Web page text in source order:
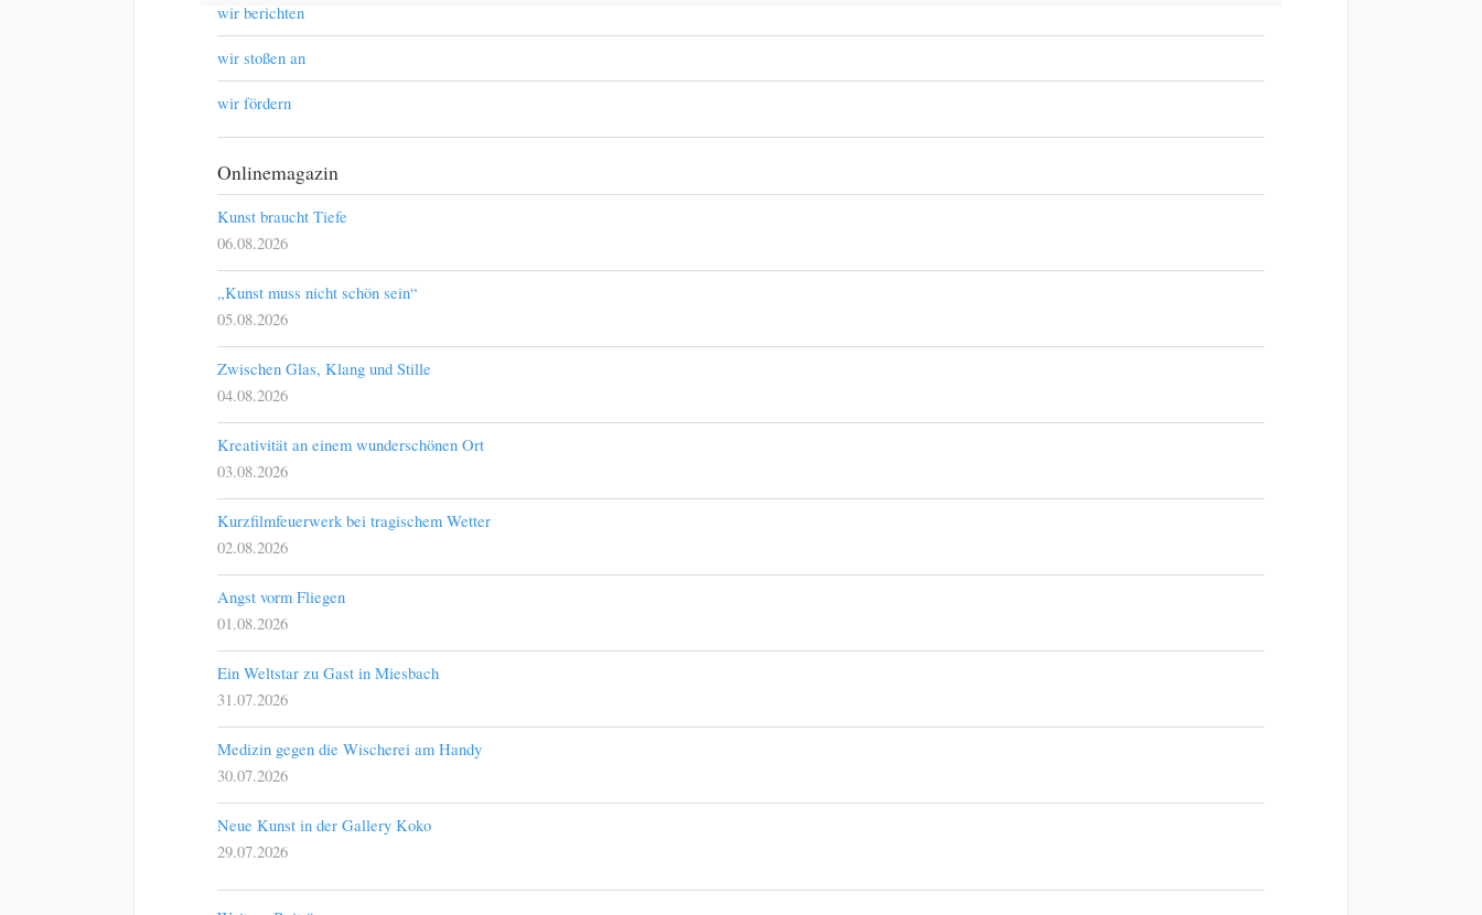
wir berichten
wir stoßen an
wir fördern
Onlinemagazin
Kunst braucht Tiefe
06.08.2026
„Kunst muss nicht schön sein“
05.08.2026
Zwischen Glas, Klang und Stille
04.08.2026
Kreativität an einem wunderschönen Ort
03.08.2026
Kurzfilmfeuerwerk bei tragischem Wetter
02.08.2026
Angst vorm Fliegen
01.08.2026
Ein Weltstar zu Gast in Miesbach
31.07.2026
Medizin gegen die Wischerei am Handy
30.07.2026
Neue Kunst in der Gallery Koko
29.07.2026